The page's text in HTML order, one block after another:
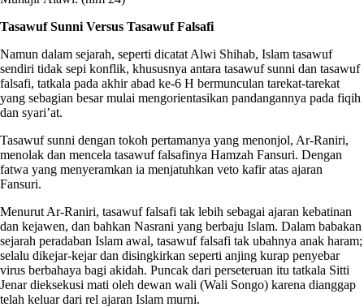
Tasawuf Sunni Versus Tasawuf Falsafi
Namun dalam sejarah, seperti dicatat Alwi Shihab, Islam tasawuf
sendiri tidak sepi konflik, khususnya antara tasawuf sunni dan tasawuf
falsafi, tatkala pada akhir abad ke-6 H bermunculan tarekat-tarekat
yang sebagian besar mulai mengorientasikan pandangannya pada fiqih
dan syari’at.
Tasawuf sunni dengan tokoh pertamanya yang menonjol, Ar-Raniri,
menolak dan mencela tasawuf falsafinya Hamzah Fansuri. Dengan
fatwa yang menyeramkan ia menjatuhkan veto kafir atas ajaran
Fansuri.
Menurut Ar-Raniri, tasawuf falsafi tak lebih sebagai ajaran kebatinan
dan kejawen, dan bahkan Nasrani yang berbaju Islam. Dalam babakan
sejarah peradaban Islam awal, tasawuf falsafi tak ubahnya anak haram;
selalu dikejar-kejar dan disingkirkan seperti anjing kurap penyebar
virus berbahaya bagi akidah. Puncak dari perseteruan itu tatkala Sitti
Jenar dieksekusi mati oleh dewan wali (Wali Songo) karena dianggap
telah keluar dari rel ajaran Islam murni.